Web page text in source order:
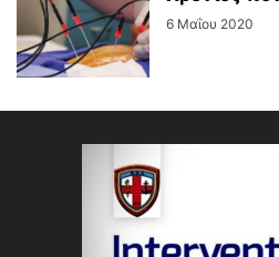
6 Μαΐου 2020